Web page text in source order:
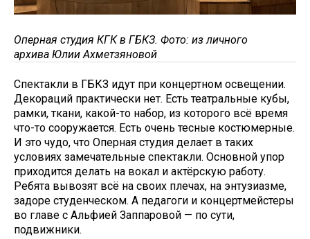
Оперная студия КГК в ГБКЗ. Фото: из личного
архива Юлии Ахметзяновой
Спектакли в ГБКЗ идут при концертном освещении.
Декораций практически нет. Есть театральные кубы,
рамки, ткани, какой-то набор, из которого всё время
что-то сооружается. Есть очень тесные костюмерные.
И это чудо, что Оперная студия делает в таких
условиях замечательные спектакли. Основной упор
приходится делать на вокал и актёрскую работу.
Ребята вывозят всё на своих плечах, на энтузиазме,
задоре студенческом. А педагоги и концертмейстеры
во главе с Альфией Заппаровой — по сути,
подвижники.